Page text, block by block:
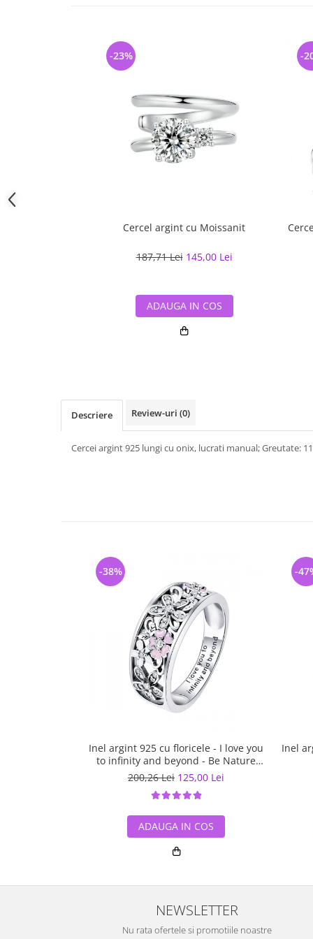
Cercel argint cu Moissanit
187,71 Lei 145,00 Lei
-23%
ADAUGA IN COS
-
Descriere Review-uri (0)
Cercei argint 925 lungi cu onix, lucrati manual; Greutate:
Inel argint 925 cu floricele - I love you
to infinity and beyond - Be Nature
IST0055
200,26 Lei 125,00 Lei
-38%
ADAUGA IN COS
Inel
-
NEWSLETTER
Nu rata ofertele si promotiile noastre